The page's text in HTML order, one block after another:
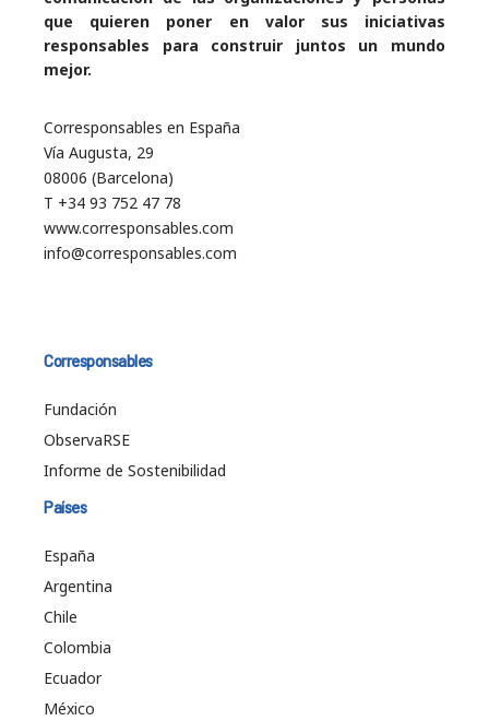
que quieren poner en valor sus iniciativas
responsables para construir juntos un mundo
mejor.
Corresponsables en España
Vía Augusta, 29
08006 (Barcelona)
T +34 93 752 47 78
www.corresponsables.com
info@corresponsables.com
Corresponsables
Fundación
ObservaRSE
Informe de Sostenibilidad
Países
España
Argentina
Chile
Colombia
Ecuador
México